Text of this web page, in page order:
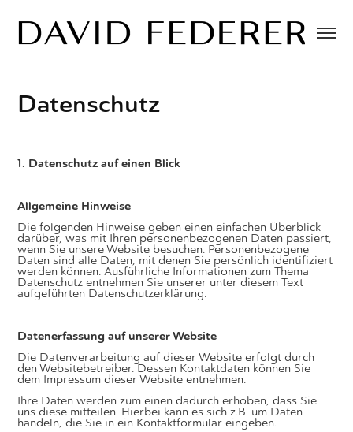
Datenschutz
1. Datenschutz auf einen Blick
Allgemeine Hinweise
Die folgenden Hinweise geben einen einfachen Überblick
darüber, was mit Ihren personenbezogenen Daten passiert,
wenn Sie unsere Website besuchen. Personenbezogene
Daten sind alle Daten, mit denen Sie persönlich identifiziert
werden können. Ausführliche Informationen zum Thema
Datenschutz entnehmen Sie unserer unter diesem Text
aufgeführten Datenschutzerklärung.
Datenerfassung auf unserer Website
Die Datenverarbeitung auf dieser Website erfolgt durch
den Websitebetreiber. Dessen Kontaktdaten können Sie
dem Impressum dieser Website entnehmen.
Ihre Daten werden zum einen dadurch erhoben, dass Sie
uns diese mitteilen. Hierbei kann es sich z.B. um Daten
handeln, die Sie in ein Kontaktformular eingeben.